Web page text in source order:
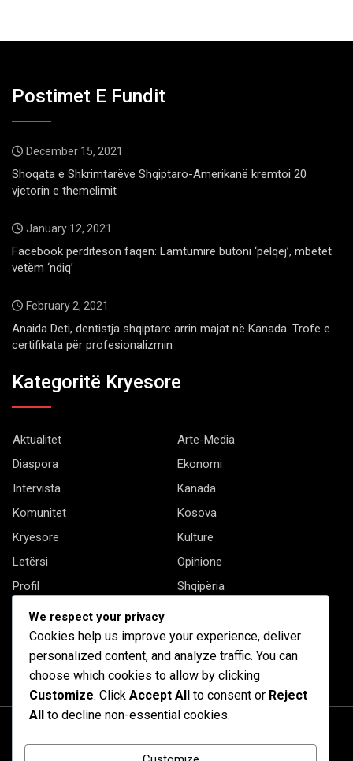
Postimet E Fundit
December 15, 2021
Shoqata e Shkrimtarëve Shqiptaro-Amerikanë kremtoi 20
vjetorin e themelimit
January 12, 2021
Facebook përditëson faqen: Lamtumirë butoni ‘pëlqej’, mbetet
vetëm ‘ndiq’
February 2, 2021
Anaida Deti, dentistja shqiptare arrin majat në Kanada. Trofe e
certifikata për profesionalizmin
Kategoritë Kryesore
Aktualitet
Arte-Media
Diaspora
Ekonomi
Intervista
Kanada
Komunitet
Kosova
Kryesore
Kulturë
Letërsi
Opinione
Profil
Shqipëria
Shqiptarët në biznes
Të tjera
We respect your privacy
Cookies help us improve your experience, deliver
personalized content, and analyze traffic. You can
choose which cookies to allow by clicking
Customize. Click Accept All to consent or Reject
All to decline non-essential cookies.